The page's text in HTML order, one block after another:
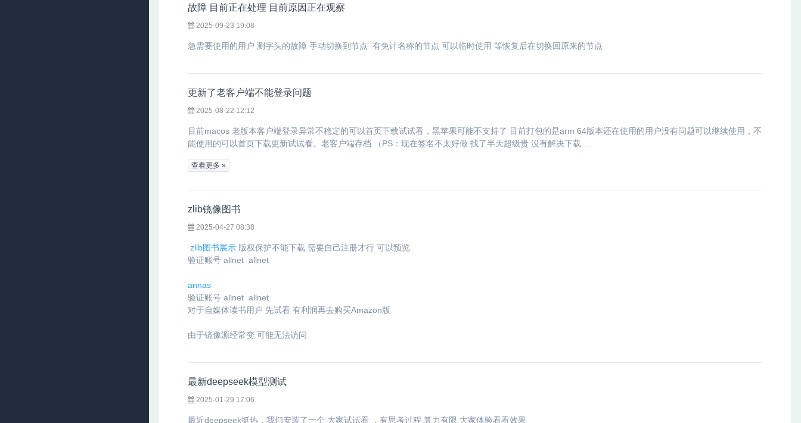
故障 目前正在处理 目前原因正在观察
2025-09-23 19:08
急需要使用的用户 测字头的故障 手动切换到节点 有免计名称的节点 可以临时使用 等恢复后在切换回原来的节点
更新了老客户端不能登录问题
2025-08-22 12:12
目前macos 老版本客户端登录异常不稳定的可以首页下载试试看，黑苹果可能不支持了 目前打包的是arm 64版本还在使用的用户没有问题可以继续使用，不
能使用的可以首页下载更新试试看。老客户端存档 （PS：现在签名不太好做 找了半天超级贵 没有解决下载 ...
查看更多 »
zlib镜像图书
2025-04-27 08:38
zlib图书展示 版权保护不能下载 需要自己注册才行 可以预览
验证账号 allnet allnet
annas
验证账号 allnet allnet
对于自媒体读书用户 先试看 有利润再去购买Amazon版
由于镜像源经常变 可能无法访问
最新deepseek模型测试
2025-01-29 17:06
最近deepseek挺热，我们安装了一个 大家试试看 ，有思考过程 算力有限 大家体验看看效果